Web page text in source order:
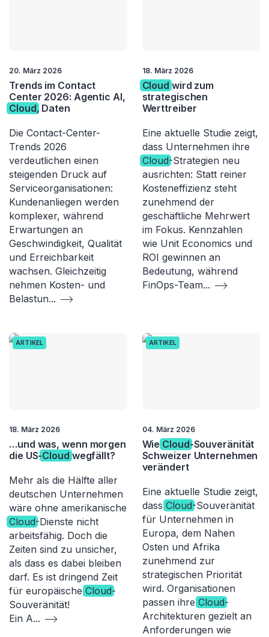
20. März 2026
Trends im Contact
Center 2026: Agentic AI,
Cloud, Daten
Die Contact-Center-
Trends 2026
verdeutlichen einen
steigenden Druck auf
Serviceorganisationen:
Kundenanliegen werden
komplexer, während
Erwartungen an
Geschwindigkeit, Qualität
und Erreichbarkeit
wachsen. Gleichzeitig
nehmen Kosten- und
Belastun...
18. März 2026
Cloud wird zum
strategischen
Werttreiber
Eine aktuelle Studie zeigt,
dass Unternehmen ihre
Cloud-Strategien neu
ausrichten: Statt reiner
Kosteneffizienz steht
zunehmend der
geschäftliche Mehrwert
im Fokus. Kennzahlen
wie Unit Economics und
ROI gewinnen an
Bedeutung, während
FinOps-Team...
ARTIKEL
18. März 2026
…und was, wenn morgen
die US-Cloud wegfällt?
Mehr als die Hälfte aller
deutschen Unternehmen
wäre ohne amerikanische
Cloud-Dienste nicht
arbeitsfähig. Doch die
Zeiten sind zu unsicher,
als dass es dabei bleiben
darf. Es ist dringend Zeit
für europäischeCloud-
Souveränität!
Ein A...
ARTIKEL
04. März 2026
Wie Cloud-Souveränität
Schweizer Unternehmen
verändert
Eine aktuelle Studie zeigt,
dassCloud-Souveränität
für Unternehmen in
Europa, dem Nahen
Osten und Afrika
zunehmend zur
strategischen Priorität
wird. Organisationen
passen ihreCloud-
Architekturen gezielt an
Anforderungen wie